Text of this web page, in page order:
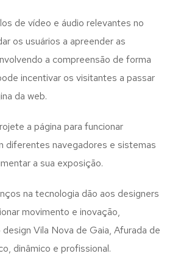
de vídeo e áudio relevantes no
os usuários a apreender as
a compreensão de forma
incentivar os visitantes a passar
da web.
a página para funcionar
diferentes navegadores e sistemas
a sua exposição.
na tecnologia dão aos designers
movimento e inovação,
Vila Nova de Gaia, Afurada de
dinâmico e profissional.